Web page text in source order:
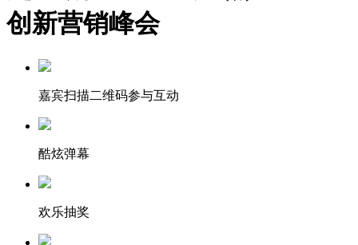
创新营销峰会
嘉宾扫描二维码参与互动
酷炫弹幕
欢乐抽奖